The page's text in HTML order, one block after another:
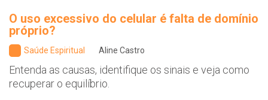
O uso excessivo do celular é falta de domínio
próprio?
Saúde Espiritual Aline Castro
Entenda as causas, identifique os sinais e veja como
recuperar o equilíbrio.